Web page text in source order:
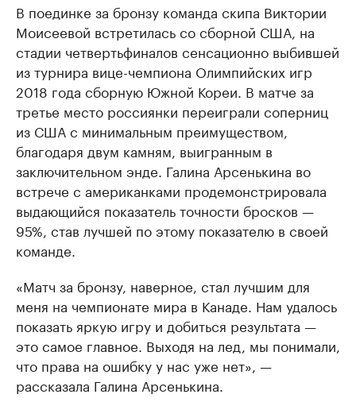
В поединке за бронзу команда скипа Виктории
Моисеевой встретилась со сборной США, на
стадии четвертьфиналов сенсационно выбившей
из турнира вице-чемпиона Олимпийских игр
2018 года сборную Южной Кореи. В матче за
третье место россиянки переиграли соперниц
из США с минимальным преимуществом,
благодаря двум камням, выигранным в
заключительном энде. Галина Арсенькина во
встрече с американками продемонстрировала
выдающийся показатель точности бросков —
95%, став лучшей по этому показателю в своей
команде.
«Матч за бронзу, наверное, стал лучшим для
меня на чемпионате мира в Канаде. Нам удалось
показать яркую игру и добиться результата —
это самое главное. Выходя на лед, мы понимали,
что права на ошибку у нас уже нет», —
рассказала Галина Арсенькина.